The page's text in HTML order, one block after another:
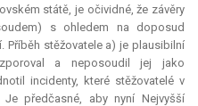
státě, je očividné, že závěry
s ohledem na doposud
Příběh stěžovatele a) je plausibilní
a neposoudil jej jako
incidenty, které stěžovatelé v
předčasné, aby nyní Nejvyšší